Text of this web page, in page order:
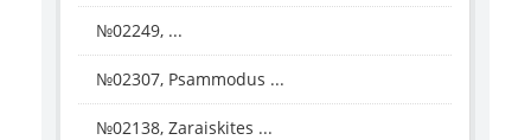
№02249, ...
№02307, Psammodus ...
№02138, Zaraiskites ...